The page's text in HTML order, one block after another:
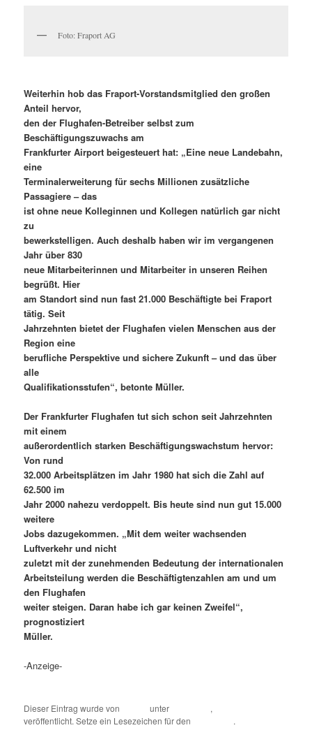
Foto: Fraport AG
Weiterhin hob das Fraport-Vorstandsmitglied den großen
Anteil hervor,
den der Flughafen-Betreiber selbst zum
Beschäftigungszuwachs am
Frankfurter Airport beigesteuert hat: „Eine neue Landebahn,
eine
Terminalerweiterung für sechs Millionen zusätzliche
Passagiere – das
ist ohne neue Kolleginnen und Kollegen natürlich gar nicht
zu
bewerkstelligen. Auch deshalb haben wir im vergangenen
Jahr über 830
neue Mitarbeiterinnen und Mitarbeiter in unseren Reihen
begrüßt. Hier
am Standort sind nun fast 21.000 Beschäftigte bei Fraport
tätig. Seit
Jahrzehnten bietet der Flughafen vielen Menschen aus der
Region eine
berufliche Perspektive und sichere Zukunft – und das über
alle
Qualifikationsstufen“, betonte Müller.
Der Frankfurter Flughafen tut sich schon seit Jahrzehnten
mit einem
außerordentlich starken Beschäftigungswachstum hervor:
Von rund
32.000 Arbeitsplätzen im Jahr 1980 hat sich die Zahl auf
62.500 im
Jahr 2000 nahezu verdoppelt. Bis heute sind nun gut 15.000
weitere
Jobs dazugekommen. „Mit dem weiter wachsenden
Luftverkehr und nicht
zuletzt mit der zunehmenden Bedeutung der internationalen
Arbeitsteilung werden die Beschäftigtenzahlen am und um
den Flughafen
weiter steigen. Daran habe ich gar keinen Zweifel“,
prognostiziert
Müller.
-Anzeige-
Dieser Eintrag wurde von unter ,
veröffentlicht. Setze ein Lesezeichen für den .